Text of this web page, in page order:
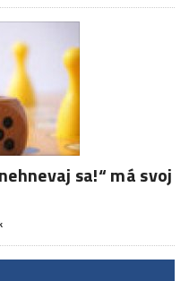
sa!“ má svoj